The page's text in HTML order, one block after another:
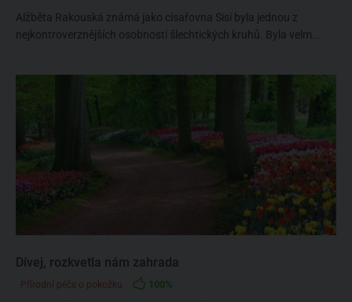
Alžběta Rakouská známá jako císařovna Sisi byla jednou z
nejkontroverznějších osobností šlechtických kruhů. Byla velm...
Dívej, rozkvetla nám zahrada
Přírodní péče o pokožku 100%